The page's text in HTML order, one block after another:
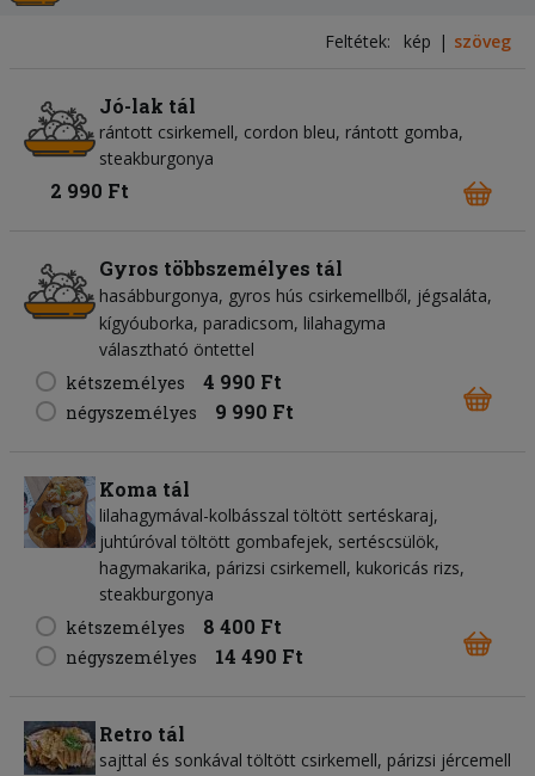
Feltétek: kép szöveg
Jó-lak tál
rántott csirkemell, cordon bleu, rántott gomba,
steakburgonya
2 990 Ft
Gyros többszemélyes tál
hasábburgonya gyros hús csirkemellből jégsaláta
kígyóuborka paradicsom lilahagyma
választható öntettel
kétszemélyes
4 990 Ft
négyszemélyes 9 990 Ft
Koma tál
lilahagymával-kolbásszal töltött sertéskaraj,
juhtúróval töltött gombafejek, sertéscsülök,
hagymakarika, párizsi csirkemell, kukoricás rizs,
steakburgonya
kétszemélyes
8 400 Ft
négyszemélyes 14 490 Ft
Retro tál
sajttal és sonkával töltött csirkemell, párizsi jércemell